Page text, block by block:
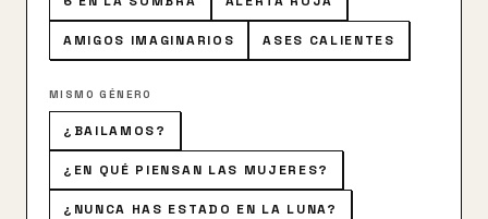
que Gwen conoce el mundo de Van, descubre la
verdad sobre el hombre que hay detrás del mito.
AMIGOS IMAGINARIOS ASES CALIENTES
MISMO GÉNERO
¿BAILAMOS?
¿EN QUÉ PIENSAN LAS MUJERES?
¿NUNCA HAS ESTADO EN LA LUNA?